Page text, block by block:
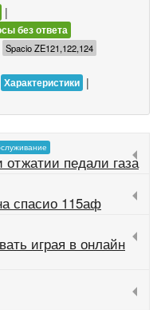
|
без ответа
Spacio ZE121,122,124
Характеристики |
отжатии педали газа
спасио 115аф
играя в онлайн